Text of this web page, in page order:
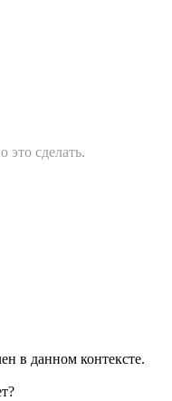
это сделать.
в данном контексте.